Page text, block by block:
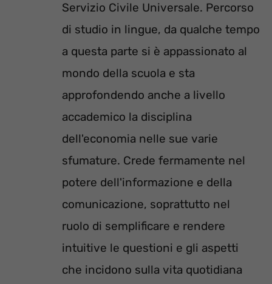
Servizio Civile Universale. Percorso
di studio in lingue, da qualche tempo
a questa parte si è appassionato al
mondo della scuola e sta
approfondendo anche a livello
accademico la disciplina
dell'economia nelle sue varie
sfumature. Crede fermamente nel
potere dell'informazione e della
comunicazione, soprattutto nel
ruolo di semplificare e rendere
intuitive le questioni e gli aspetti
che incidono sulla vita quotidiana